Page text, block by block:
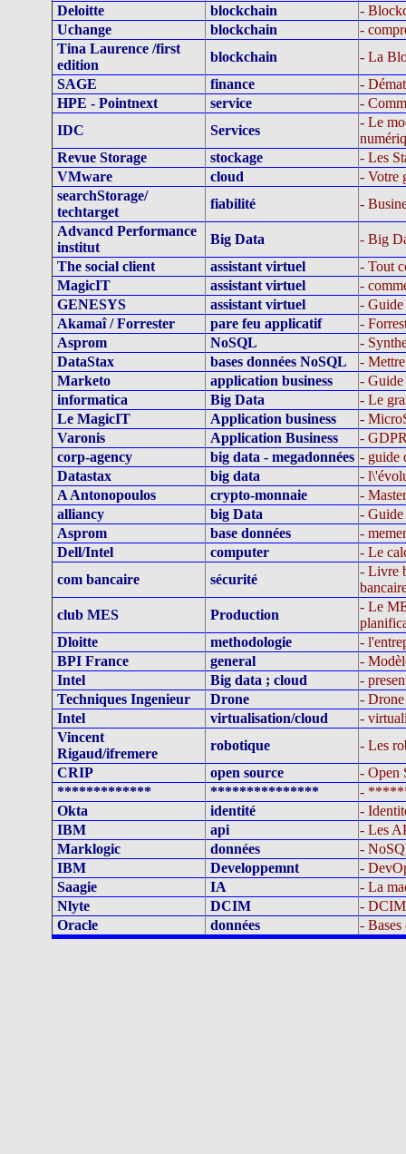
Deloitte
blockchain
-
Uchange
blockchain
-
Tina Laurence /first
edition
blockchain
- La
SAGE
finance
-
HPE - Pointnext
service
-
IDC
Services
- Le
Revue Storage
stockage
- Les
VMware
cloud
- Votre
searchStorage/
techtarget
fiabilité
-
Advancd Performance
institut
Big Data
- Big
The social client
assistant virtuel
- Tout
MagicIT
assistant virtuel
-
GENESYS
assistant virtuel
-
Akamaî / Forrester
pare feu applicatif
-
Asprom
NoSQL
-
DataStax
bases données NoSQL
-
Marketo
application business
-
informatica
Big Data
- Le
Le MagicIT
Application business
-
Varonis
Application Business
-
corp-agency
big data - megadonnées - guide
Datastax
big data
-
A Antonopoulos
crypto-monnaie
-
alliancy
big Data
- Guide
Asprom
base données
-
Dell/Intel
computer
- Le
com bancaire
sécurité
- Livre
club MES
Production
- Le
Dloitte
methodologie
-
BPI France
general
-
Intel
Big data ; cloud
-
Techniques Ingenieur
Drone
- Drone
Intel
virtualisation/cloud
-
Vincent
Rigaud/ifremere
robotique
- Les
CRIP
open source
- Open
*************
***************
-
Okta
identité
-
IBM
api
- Les
Marklogic
données
-
IBM
Developpemnt
-
Saagie
IA
- La
Nlyte
DCIM
- DCIM
Oracle
données - Bases